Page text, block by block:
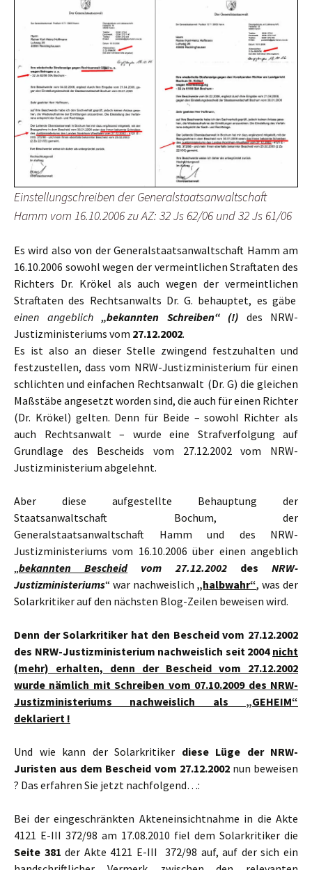
Einstellungschreiben der Generalstaatsanwaltschaft
Hamm vom 16.10.2006 zu AZ: 32 Js 62/06 und 32 Js 61/06
Es wird also von der Generalstaatsanwaltschaft Hamm am
16.10.2006 sowohl wegen der vermeintlichen Straftaten des
Richters Dr. Krökel als auch wegen der vermeintlichen
Straftaten des Rechtsanwalts Dr. G. behauptet, es gäbe
einen angeblich„bekannten Schreiben“ (!) des NRW-
Justizministeriums vom 27.12.2002.
Es ist also an dieser Stelle zwingend festzuhalten und
festzustellen, dass vom NRW-Justizministerium für einen
schlichten und einfachen Rechtsanwalt (Dr. G) die gleichen
Maßstäbe angesetzt worden sind, die auch für einen Richter
(Dr. Krökel) gelten. Denn für Beide – sowohl Richter als
auch Rechtsanwalt – wurde eine Strafverfolgung auf
Grundlage des Bescheids vom 27.12.2002 vom NRW-
Justizministerium abgelehnt.
Aber diese aufgestellte Behauptung der
Staatsanwaltschaft Bochum, der
Generalstaatsanwaltschaft Hamm und des NRW-
Justizministeriums vom 16.10.2006 über einen angeblich
bekannten Bescheidvom 27.12.2002 desNRW-
Justizministeriums“ war nachweislich „halbwahr“, was der
Solarkritiker auf den nächsten Blog-Zeilen beweisen wird.
Denn der Solarkritiker hat den Bescheid vom 27.12.2002
des NRW-Justizministerium nachweislich seit 2004 nicht
(mehr) erhalten, denn der Bescheid vom 27.12.2002
wurde nämlich mit Schreiben vom 07.10.2009 des NRW-
Justizministeriums nachweislich als „GEHEIM“
deklariert !
Und wie kann der Solarkritiker diese Lüge der NRW-
Juristen aus dem Bescheid vom 27.12.2002nun beweisen
? Das erfahren Sie jetzt nachfolgend…:
Bei der eingeschränkten Akteneinsichtnahme in die Akte
4121 E-III 372/98 am 17.08.2010 fiel dem Solarkritiker die
Seite 381 der Akte 4121 E-III 372/98 auf, auf der sich ein